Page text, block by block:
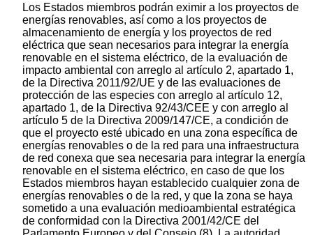
Los Estados miembros podrán eximir a los proyectos de
energías renovables, así como a los proyectos de
almacenamiento de energía y los proyectos de red
eléctrica que sean necesarios para integrar la energía
renovable en el sistema eléctrico, de la evaluación de
impacto ambiental con arreglo al artículo 2, apartado 1,
de la Directiva 2011/92/UE y de las evaluaciones de
protección de las especies con arreglo al artículo 12,
apartado 1, de la Directiva 92/43/CEE y con arreglo al
artículo 5 de la Directiva 2009/147/CE, a condición de
que el proyecto esté ubicado en una zona específica de
energías renovables o de la red para una infraestructura
de red conexa que sea necesaria para integrar la energía
renovable en el sistema eléctrico, en caso de que los
Estados miembros hayan establecido cualquier zona de
energías renovables o de la red, y que la zona se haya
sometido a una evaluación medioambiental estratégica
de conformidad con la Directiva 2001/42/CE del